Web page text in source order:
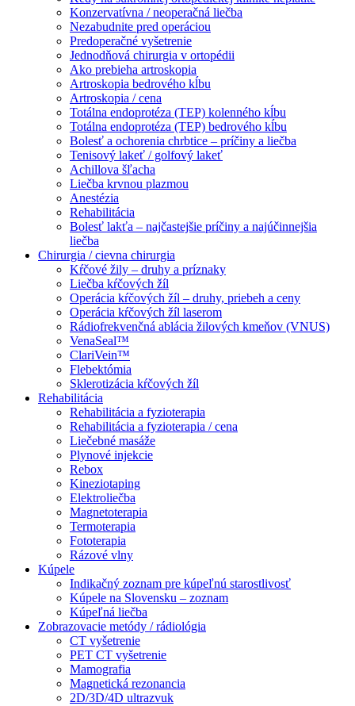
Konzervatívna / neoperačná liečba
Nezabudnite pred operáciou
Predoperačné vyšetrenie
Jednodňová chirurgia v ortopédii
Ako prebieha artroskopia
Artroskopia bedrového kĺbu
Artroskopia / cena
Totálna endoprotéza (TEP) kolenného kĺbu
Totálna endoprotéza (TEP) bedrového kĺbu
Bolesť a ochorenia chrbtice – príčiny a liečba
Tenisový lakeť / golfový lakeť
Achillova šľacha
Liečba krvnou plazmou
Anestézia
Rehabilitácia
Bolesť lakťa – najčastejšie príčiny a najúčinnejšia
liečba
Chirurgia / cievna chirurgia
Kŕčové žily – druhy a príznaky
Liečba kŕčových žíl
Operácia kŕčových žíl – druhy, priebeh a ceny
Operácia kŕčových žíl laserom
Rádiofrekvenčná ablácia žilových kmeňov (VNUS)
VenaSeal™
ClariVein™
Flebektómia
Sklerotizácia kŕčových žíl
Rehabilitácia
Rehabilitácia a fyzioterapia
Rehabilitácia a fyzioterapia / cena
Liečebné masáže
Plynové injekcie
Rebox
Kineziotaping
Elektroliečba
Magnetoterapia
Termoterapia
Fototerapia
Rázové vlny
Kúpele
Indikačný zoznam pre kúpeľnú starostlivosť
Kúpele na Slovensku – zoznam
Kúpeľná liečba
Zobrazovacie metódy / rádiológia
CT vyšetrenie
PET CT vyšetrenie
Mamografia
Magnetická rezonancia
2D/3D/4D ultrazvuk